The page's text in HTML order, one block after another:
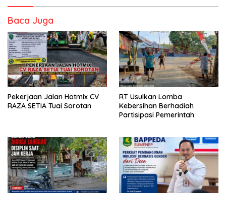
Baca Juga
Pekerjaan Jalan Hotmix CV
RAZA SETIA Tuai Sorotan
RT Usulkan Lomba
Kebersihan Berhadiah
Partisipasi Pemerintah